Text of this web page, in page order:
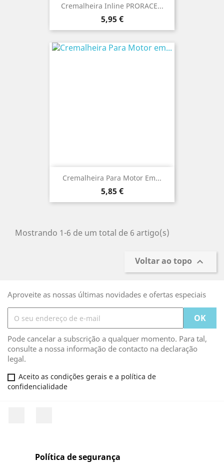
Cremalheira Inline PRORACE...
Preço
5,95 €
Cremalheira Para Motor Em...
Preço
5,85 €
Mostrando 1-6 de um total de 6 artigo(s)
Voltar ao topo 
Aproveite as nossas últimas novidades e ofertas especiais
Pode cancelar a subscrição a qualquer momento. Para tal,
consulte a nossa informação de contacto na declaração
legal.
Aceito as condições gerais e a política de
confidencialidade
Política de segurança